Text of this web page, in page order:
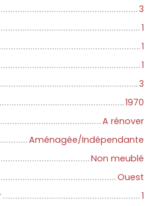
3
1
1
1
3
1970
A rénover
Aménagée/Indépendante
Non meublé
Ouest
1